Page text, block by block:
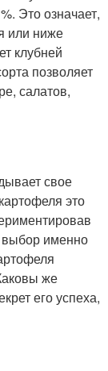
Это означает,
или ниже
клубней
позволяет
салатов,
свое
это
выбор именно
же
его успеха,